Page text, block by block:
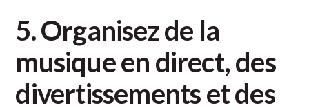
5. Organisez de la
musique en direct, des
divertissements et des